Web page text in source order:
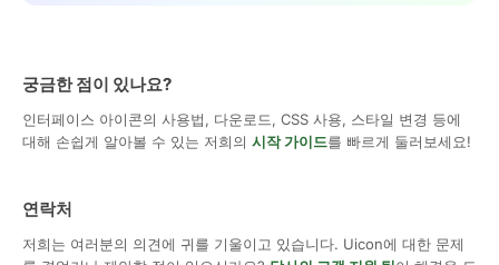
궁금한 점이 있나요?
인터페이스 아이콘의 사용법, 다운로드, CSS 사용, 스타일 변경 등에
대해 손쉽게 알아볼 수 있는 저희의 시작 가이드를 빠르게 둘러보세요!
연락처
저희는 여러분의 의견에 귀를 기울이고 있습니다. Uicon에 대한 문제